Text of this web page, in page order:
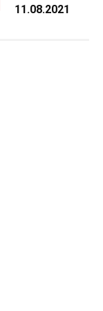
11.08.2021